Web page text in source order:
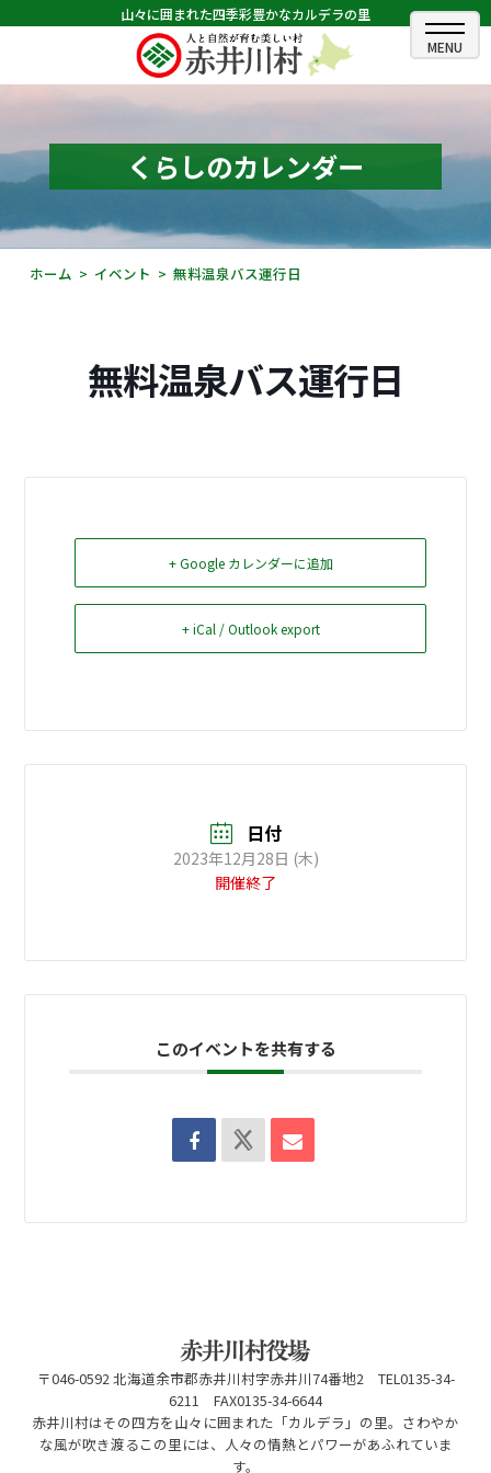
山々に囲まれた四季彩豊かなカルデラの里
ホーム
むらのできごと
むらのプロフィール
くらしの情報
観光・イベント情報
Select Language▼
くらしのカレンダー
ホーム イベント 無料温泉バス運行日
無料温泉バス運行日
+ Google カレンダーに追加
+ iCal / Outlook export
日付
2023年12月28日 (木)
開催終了
このイベントを共有する
〒046-0592 北海道余市郡赤井川村字赤井川74番地2 TEL0135-34-
6211 FAX0135-34-6644
赤井川村はその四方を山々に囲まれた「カルデラ」の里。さわやか
な風が吹き渡るこの里には、人々の情熱とパワーがあふれていま
す。